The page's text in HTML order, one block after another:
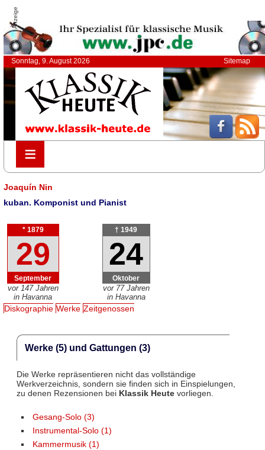
Anzeige
Sonntag, 9. August 2026 Sitemap
≡
≡
Joaquín Nin
kuban. Komponist und Pianist
* 1879
29
September
vor 147 Jahren
in Havanna
† 1949
24
Oktober
vor 77 Jahren
in Havanna
Diskographie Werke Zeitgenossen
Werke (5) und Gattungen (3)
Die Werke repräsentieren nicht das vollständige
Werkverzeichnis, sondern sie finden sich in Einspielungen,
zu denen Rezensionen bei Klassik Heutevorliegen.
Gesang-Solo (3)
Instrumental-Solo (1)
Kammermusik (1)